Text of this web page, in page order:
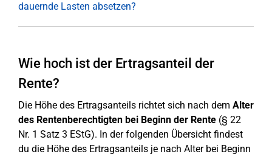
dauernde Lasten absetzen?
Wie hoch ist der Ertragsanteil der
Rente?
Die Höhe des Ertragsanteils richtet sich nach dem Alter
des Rentenberechtigten bei Beginn der Rente (§ 22
Nr. 1 Satz 3 EStG). In der folgenden Übersicht findest
du die Höhe des Ertragsanteils je nach Alter bei Beginn